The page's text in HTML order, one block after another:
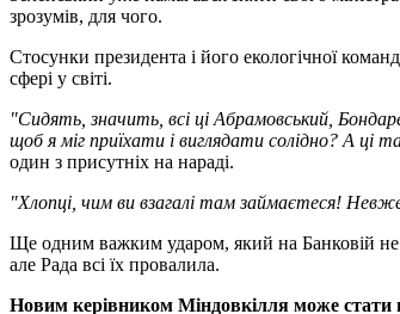
зрозумів, для чого.
Стосунки президента і його екологічної
сфері у світі.
"Сидять, значить, всі ці Абрамовський,
щоб я міг приїхати і виглядати солідно? А
один з присутніх на нараді.
"Хлопці, чим ви взагалі там займаєтеся!
Ще одним важким ударом, який на Банковій не
але Рада всі їх провалила.
Новим керівником Міндовкілля може стати